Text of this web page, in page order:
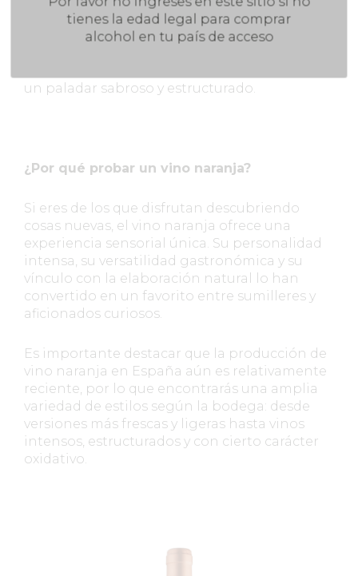
vino naranja en España es la Garnacha
Blanca, que, tras la maceración con pieles,
un paladar sabroso y estructurado.
¿Por qué probar un vino naranja?
Si eres de los que disfrutan descubriendo
cosas nuevas, el vino naranja ofrece una
experiencia sensorial única. Su personalidad
intensa, su versatilidad gastronómica y su
vínculo con la elaboración natural lo han
convertido en un favorito entre sumilleres y
aficionados curiosos.
Es importante destacar que la producción de
vino naranja en España aún es relativamente
reciente, por lo que encontrarás una amplia
variedad de estilos según la bodega: desde
versiones más frescas y ligeras hasta vinos
intensos, estructurados y con cierto carácter
oxidativo.
tienes la edad legal para comprar
alcohol en tu país de acceso